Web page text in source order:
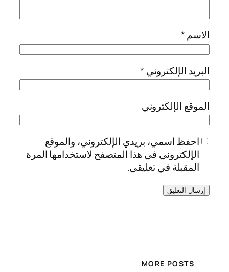
الاسم*
البريد الإلكتروني *
الموقع الإلكتروني
احفظ اسمي، بريدي الإلكتروني، والموقع
الإلكتروني في هذا المتصفح لاستخدامها المرة
المقبلة في تعليقي.
MORE POSTS